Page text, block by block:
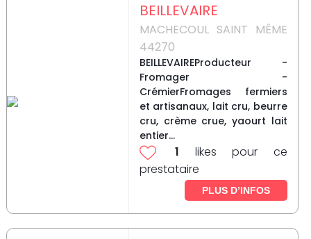
BEILLEVAIRE
MACHECOUL SAINT MÊME
44270
BEILLEVAIREProducteur -
Fromager -
CrémierFromages fermiers
et artisanaux, lait cru, beurre
cru, crème crue, yaourt lait
entier...
1 likes pour ce
prestataire
PLUS D’INFOS